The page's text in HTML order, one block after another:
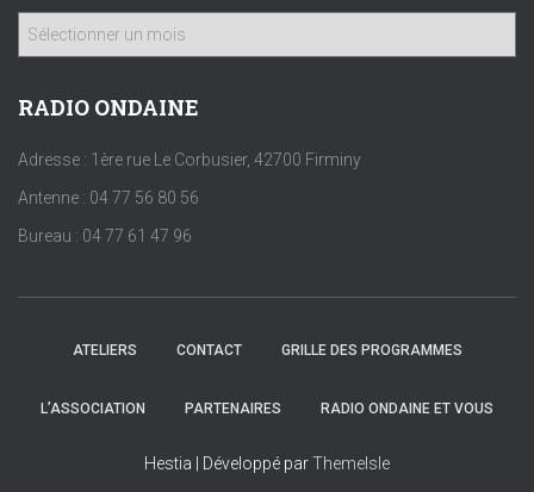
h
v
s
RADIO ONDAINE
Adresse : 1ère rue Le Corbusier, 42700 Firminy
Antenne : 04 77 56 80 56
Bureau : 04 77 61 47 96
ATELIERS CONTACT GRILLE DES PROGRAMMES
L’ASSOCIATION PARTENAIRES RADIO ONDAINE ET VOUS
Hestia | Développé parThemeIsle